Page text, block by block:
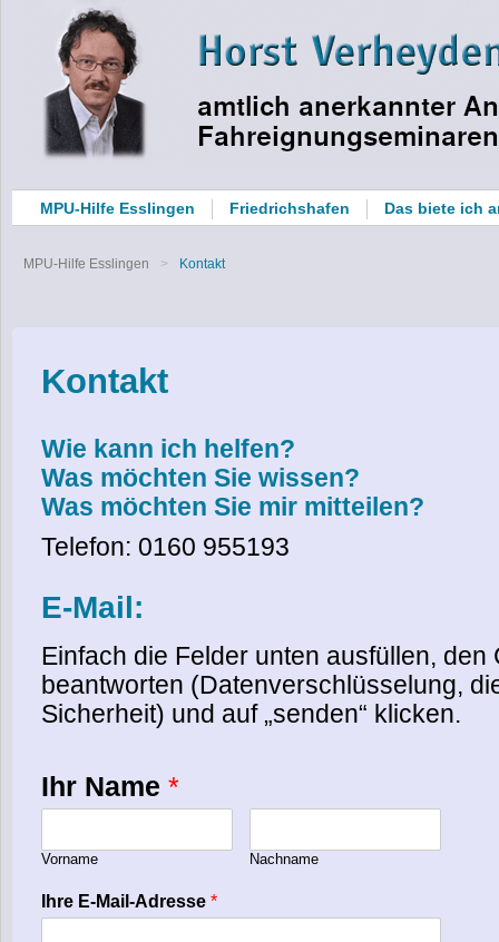
MPU-Hilfe Esslingen Friedrichshafen Das biete ich
MPU-Hilfe Esslingen Kontakt
Kontakt
Wie kann ich helfen?
Was möchten Sie wissen?
Was möchten Sie mir mitteilen?
Telefon: 0160 955193
E-Mail:
Einfach die Felder unten ausfüllen, den
beantworten (Datenverschlüsselung,
Sicherheit) und auf „senden“ klicken.
Ihr Name *
Vorname Nachname
Ihre E-Mail-Adresse *